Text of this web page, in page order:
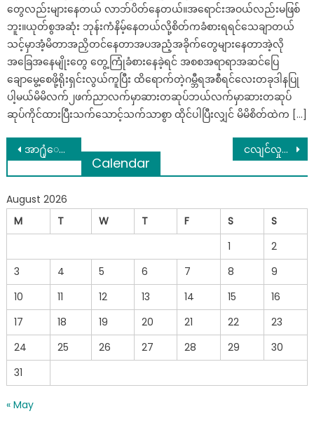
တွေလည်းများနေတယ် လာဘ်ပိတ်နေတယ်။အရောင်းအဝယ်လည်းမဖြစ်
ဘူး။ယုတ်စွအဆုံး ဘုန်းကံနိမ့်နေတယ်လို့စိတ်ကခံစားရရင်သေချာတယ်
သင့်မှာအံ့မိတာအညှိတင်နေတာအပအညံ့အခိုက်တွေများနေတာအဲ့လို
အခြေအနေမျိုးတွေ တွေ့ကြုံခံစားနေခဲ့ရင် အစစအရာရာအဆင်ပြေ
ချောမွေ့စေဖို့ရိုးရှင်းလွယ်ကူပြီး ထိရောက်တဲ့ဂမ္ဘီရအစီရင်လေးတခုဒါနပြု
ပါ့မယ်မိမိလက်၂ဖက်ညာလက်မှာဆားတဆုပ်ဘယ်လက်မှာဆားတဆုပ်
ဆုပ်ကိုင်ထားပြီးသက်သောင့်သက်သာစွာ ထိုင်ပါပြီးလျှင် မိမိစိတ်ထဲက […]
Post
navigation
အာ႐ုံေၾကာ အားနည္းျခင္း ပန္းေသျခင္း ေသြးအားနည္းျခင္း အသားအရည္ပြျခင္းတို႔ကို ေပ်ာက္ကင္း သက္သာေစတဲ့ေဆးနည္း ငလျင်လှုပ်ခဲ့ပြီး နောက်ပိုင်း မြန်မာနိုင်ငံပေါ်ဖြတ်သွားသော ထူးဆန်းဖွယ် အလင်းတန်းအကြောင်း သိရသမျှ
Calendar
August 2026
M
T W T F S
S
1
2
3
4 5 6 7 8
9
10
11 12 13 14 15
16
17
18 19 20 21 22
23
24
25 26 27 28 29
30
31
« May